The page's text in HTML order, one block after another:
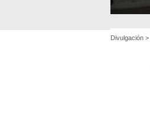
Divulgación >